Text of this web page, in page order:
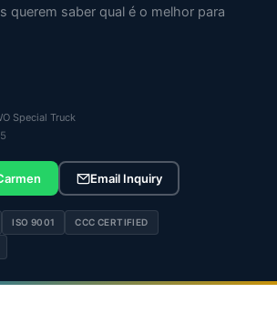
querem saber qual é o melhor para
Special Truck
Email Inquiry
ISO 9001 CCC CERTIFIED